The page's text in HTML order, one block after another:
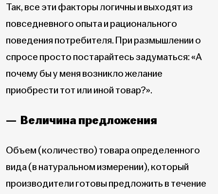
Так, все эти факторы логичны и выходят из
повседневного опыта и рационального
поведения потребителя. При размышлении о
спросе просто постарайтесь задуматься: «А
почему бы у меня возникло желание
приобрести тот или иной товар?».
— Величина предложения
Объем (количество) товара определенного
вида (в натуральном измерении), который
производители готовы предложить в течение